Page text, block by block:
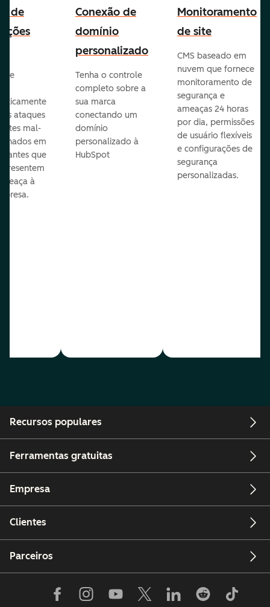
de
e
ataques
mal-
em
antes que
à
Conexão de
domínio
personalizado
Tenha o controle
completo sobre a
sua marca
conectando um
domínio
personalizado à
HubSpot
Monitoramento
de site
CMS baseado em
nuvem que fornece
monitoramento de
segurança e
ameaças 24 horas
por dia, permissões
de usuário flexíveis
e configurações de
segurança
personalizadas.
Recursos populares
Ferramentas gratuitas
Empresa
Clientes
Parceiros